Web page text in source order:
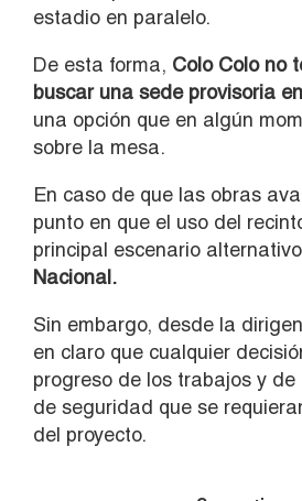
estadio en paralelo.
De esta forma, Colo Colo no
buscar una sede provisoria
una opción que en algún
sobre la mesa.
En caso de que las obras
punto en que el uso del
principal escenario
Nacional.
Sin embargo, desde la
en claro que cualquier
progreso de los trabajos y de
de seguridad que se
del proyecto.